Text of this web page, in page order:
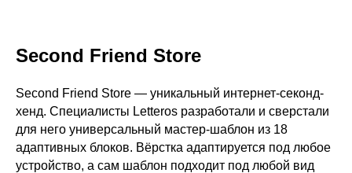
Second Friend Store
Second Friend Store — уникальный интернет-секонд-
хенд. Специалисты Letteros разработали и сверстали
для него универсальный мастер-шаблон из 18
адаптивных блоков. Вёрстка адаптируется под любое
устройство, а сам шаблон подходит под любой вид